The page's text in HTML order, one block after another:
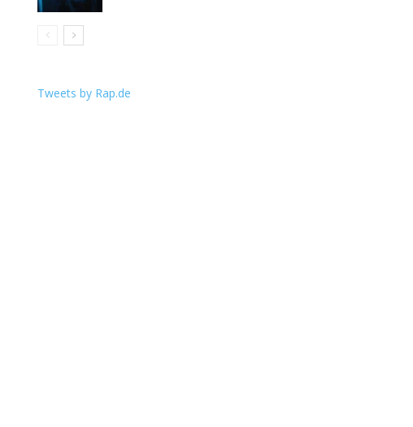
Tweets by Rap.de